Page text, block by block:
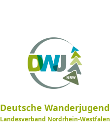
Deutsche Wanderjugend
Landesverband Nordrhein-Westfalen